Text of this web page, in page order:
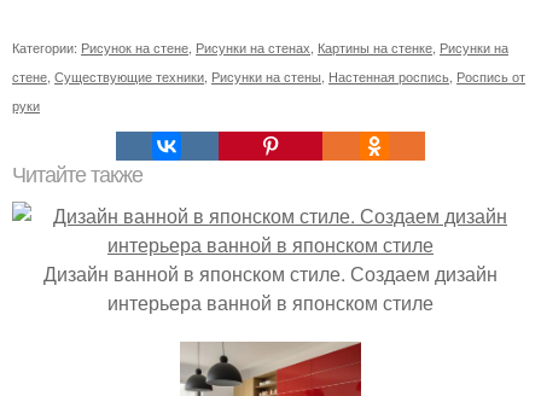
Категории: Рисунок на стене Рисунки на стенах Картины на стенке Рисунки на
стене Существующие техники Рисунки на стены Настенная роспись Роспись от
руки
Читайте также
Дизайн ванной в японском стиле. Создаем дизайн
интерьера ванной в японском стиле